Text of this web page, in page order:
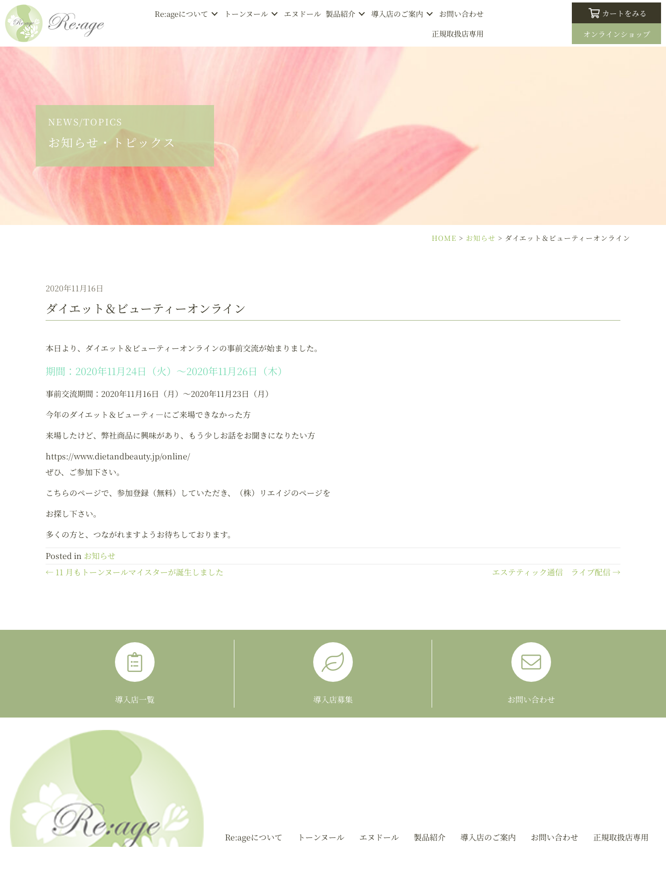
Re:ageについて トーンヌール エヌドール 製品紹介 導入店のご案内
お問い合わせ
正規取扱店専用
カートをみる
オンラインショップ
NEWS/TOPICS
お知らせ・トピックス
HOME > お知らせ > ダイエット＆ビューティーオンライン
2020年11月16日
ダイエット＆ビューティーオンライン
本日より、ダイエット＆ビューティーオンラインの事前交流が始まりました。
期間：2020年11月24日（火）～2020年11月26日（木）
事前交流期間：2020年11月16日（月）～2020年11月23日（月）
今年のダイエット＆ビューティ―にご来場できなかった方
来場したけど、弊社商品に興味があり、もう少しお話をお聞きになりたい方
https://www.dietandbeauty.jp/online/
ぜひ、ご参加下さい。
こちらのページで、参加登録（無料）していただき、（株）リエイジのページを
お探し下さい。
多くの方と、つながれますようお待ちしております。
Posted in お知らせ
a
v
i
g
← 11 月もトーンヌールマイスターが誕生しました エステティック通信 ライブ配信 →
導入店一覧 導入店募集 お問い合わせ
Re:ageについて トーンヌール エヌドール 製品紹介 導入店のご案内 お問い合わせ 正規取扱店専用